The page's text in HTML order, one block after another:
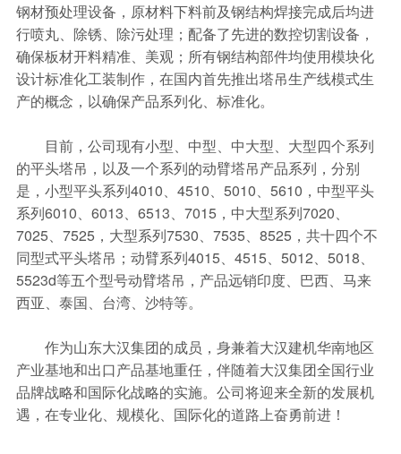
钢材预处理设备，原材料下料前及钢结构焊接完成后均进
行喷丸、除锈、除污处理；配备了先进的数控切割设备，
确保板材开料精准、美观；所有钢结构部件均使用模块化
设计标准化工装制作，在国内首先推出塔吊生产线模式生
产的概念，以确保产品系列化、标准化。
目前，公司现有小型、中型、中大型、大型四个系列
的平头塔吊，以及一个系列的动臂塔吊产品系列，分别
是，小型平头系列4010、4510、5010、5610，中型平头
系列6010、6013、6513、7015，中大型系列7020、
7025、7525，大型系列7530、7535、8525，共十四个不
同型式平头塔吊；动臂系列4015、4515、5012、5018、
5523d等五个型号动臂塔吊，产品远销印度、巴西、马来
西亚、泰国、台湾、沙特等。
作为山东大汉集团的成员，身兼着大汉建机华南地区
产业基地和出口产品基地重任，伴随着大汉集团全国行业
品牌战略和国际化战略的实施。公司将迎来全新的发展机
遇，在专业化、规模化、国际化的道路上奋勇前进！